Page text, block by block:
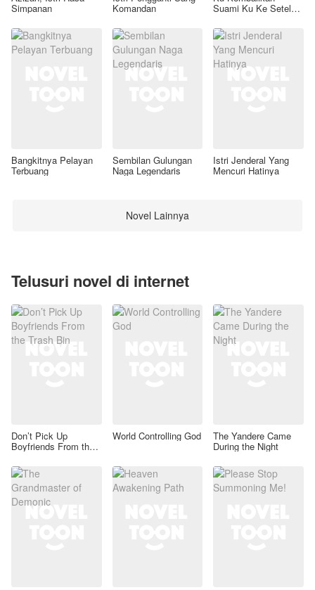
Simpanan Komandan Suami Ku Ke Setelan
Bangkitnya Pelayan
Terbuang
Sembilan Gulungan
Naga Legendaris
Istri Jenderal Yang
Mencuri Hatinya
Novel Lainnya
Telusuri novel di internet
Don’t Pick Up
Boyfriends From the
World Controlling God The Yandere Came
During the Night